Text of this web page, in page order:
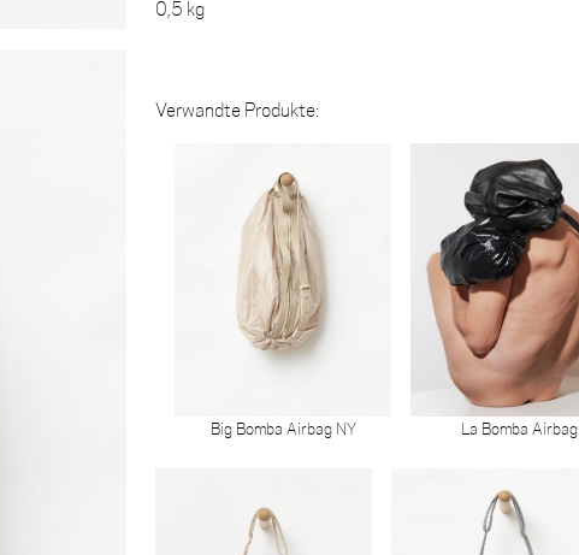
0,5 kg
Verwandte Produkte:
Big Bomba Airbag NY La Bomba Airbag